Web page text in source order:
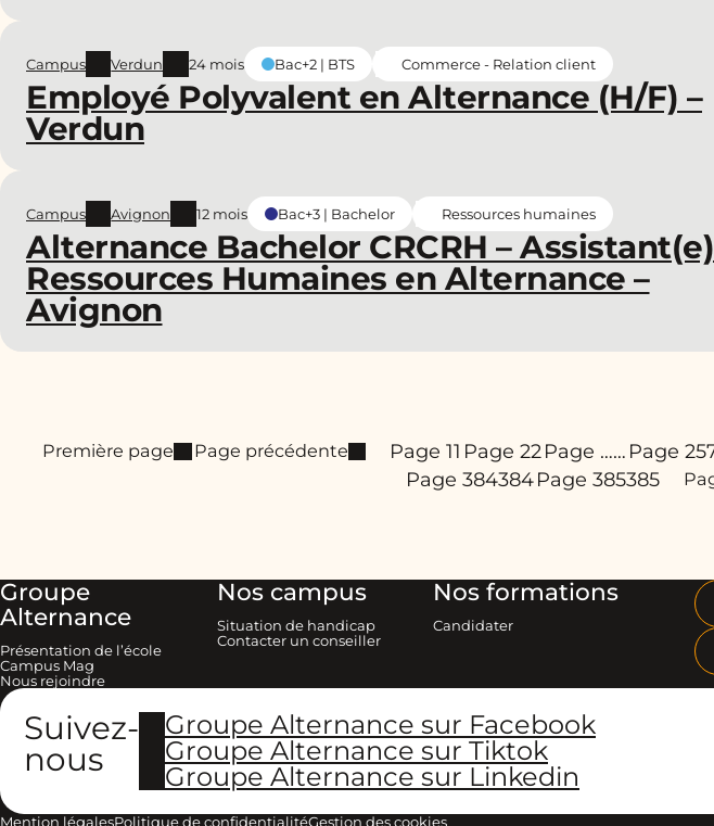
Employé Polyvalent en Alternance (H/F) –
Verdun
Campus Verdun 24 mois Bac+2 | BTS Commerce - Relation client
Alternance Bachelor CRCRH – Assistant(e)
Ressources Humaines en Alternance –
Avignon
Campus Avignon 12 mois Bac+3 | Bachelor Ressources humaines
Première page Page précédente Page 11 Page 22Page …… Page
Page 384384Page 385385
Groupe
Alternance
Présentation de l’école
Campus Mag
Nous rejoindre
Nos campus
Situation de handicap
Contacter un conseiller
Nos formations
Candidater
Suivez-
nous
Groupe Alternance sur Facebook
Groupe Alternance sur Tiktok
Groupe Alternance sur Linkedin
Mention légalesPolitique de confidentialitéGestion des cookies